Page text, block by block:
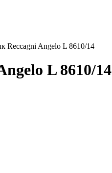
Reccagni Angelo L 8610/14
L 8610/14